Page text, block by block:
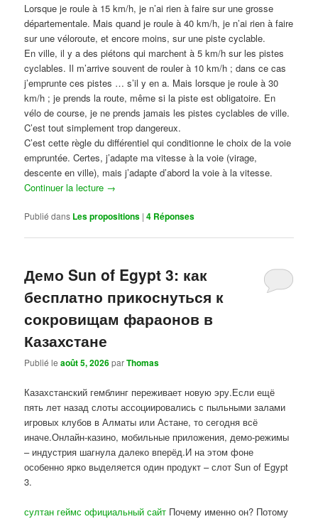
Lorsque je roule à 15 km/h, je n’ai rien à faire sur une grosse
départementale. Mais quand je roule à 40 km/h, je n’ai rien à faire
sur une véloroute, et encore moins, sur une piste cyclable.
En ville, il y a des piétons qui marchent à 5 km/h sur les pistes
cyclables. Il m’arrive souvent de rouler à 10 km/h ; dans ce cas
j’emprunte ces pistes … s’il y en a. Mais lorsque je roule à 30
km/h ; je prends la route, même si la piste est obligatoire. En
vélo de course, je ne prends jamais les pistes cyclables de ville.
C’est tout simplement trop dangereux.
C’est cette règle du différentiel qui conditionne le choix de la voie
empruntée. Certes, j’adapte ma vitesse à la voie (virage,
descente en ville), mais j’adapte d’abord la voie à la vitesse.
Continuer la lecture →
Publié dans Les propositions |4 Réponses
Демо Sun of Egypt 3: как
бесплатно прикоснуться к
сокровищам фараонов в
Казахстане
Publié leaoût 5, 2026parThomas
Казахстанский гемблинг переживает новую эру.Если ещё
пять лет назад слоты ассоциировались с пыльными залами
игровых клубов в Алматы или Астане, то сегодня всё
иначе.Онлайн-казино, мобильные приложения, демо-режимы
– индустрия шагнула далеко вперёд.И на этом фоне
особенно ярко выделяется один продукт – слот Sun of Egypt
3.
султан геймс официальный сайт Почему именно он? Потому